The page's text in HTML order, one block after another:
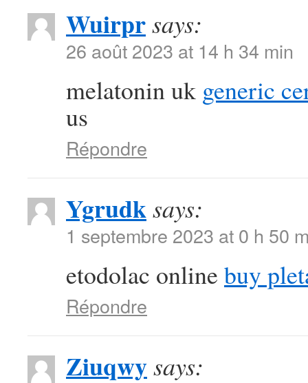
Wuirprsays:
26 août 2023 at 14 h 34 min
melatonin uk generic
us
Répondre
Ygrudksays:
1 septembre 2023 at 0 h 50
etodolac online buy
Répondre
Ziuqwysays: